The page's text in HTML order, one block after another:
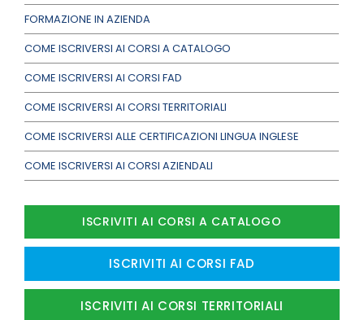
FORMAZIONE IN AZIENDA
COME ISCRIVERSI AI CORSI A CATALOGO
COME ISCRIVERSI AI CORSI FAD
COME ISCRIVERSI AI CORSI TERRITORIALI
COME ISCRIVERSI ALLE CERTIFICAZIONI LINGUA INGLESE
COME ISCRIVERSI AI CORSI AZIENDALI
ISCRIVITI AI CORSI A CATALOGO
ISCRIVITI AI CORSI FAD
ISCRIVITI AI CORSI TERRITORIALI